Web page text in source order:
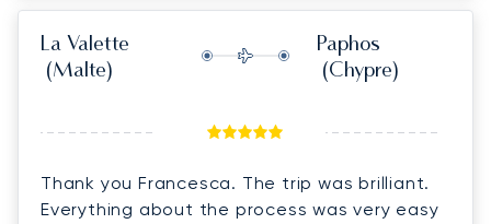
La Valette
(Malte)
Paphos
(Chypre)
Thank you Francesca. The trip was brilliant.
Everything about the process was very easy